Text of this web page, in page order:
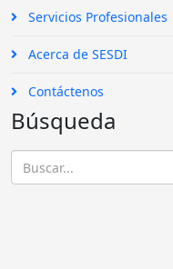
Equipos Credenciales
Equipos Control Acceso
Servicios Profesionales
Acerca de SESDI
Contáctenos